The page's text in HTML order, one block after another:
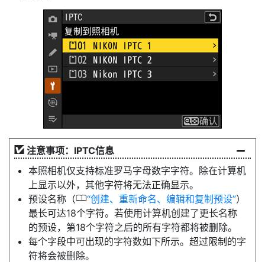
注意事项：IPTC信息
本照相机仅支持标准罗马字母数字字符。除在计算机
上显示以外，其他字符将无法正确显示。
预设名称（0 创建、重新命名、编辑和复制预设 ）
最长可达18个字符。若使用计算机创建了更长名称
的预设，第18个字符之后的所有字符都将被删除。
每个字段中可出现的字符数如下所示。超过限制的字
符将会被删除。